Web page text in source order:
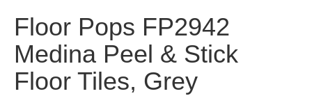
Floor Pops FP2942
Medina Peel & Stick
Floor Tiles, Grey